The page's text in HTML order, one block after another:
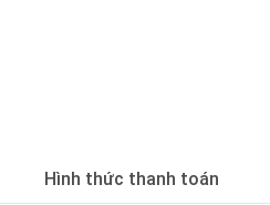
Hình thức thanh toán